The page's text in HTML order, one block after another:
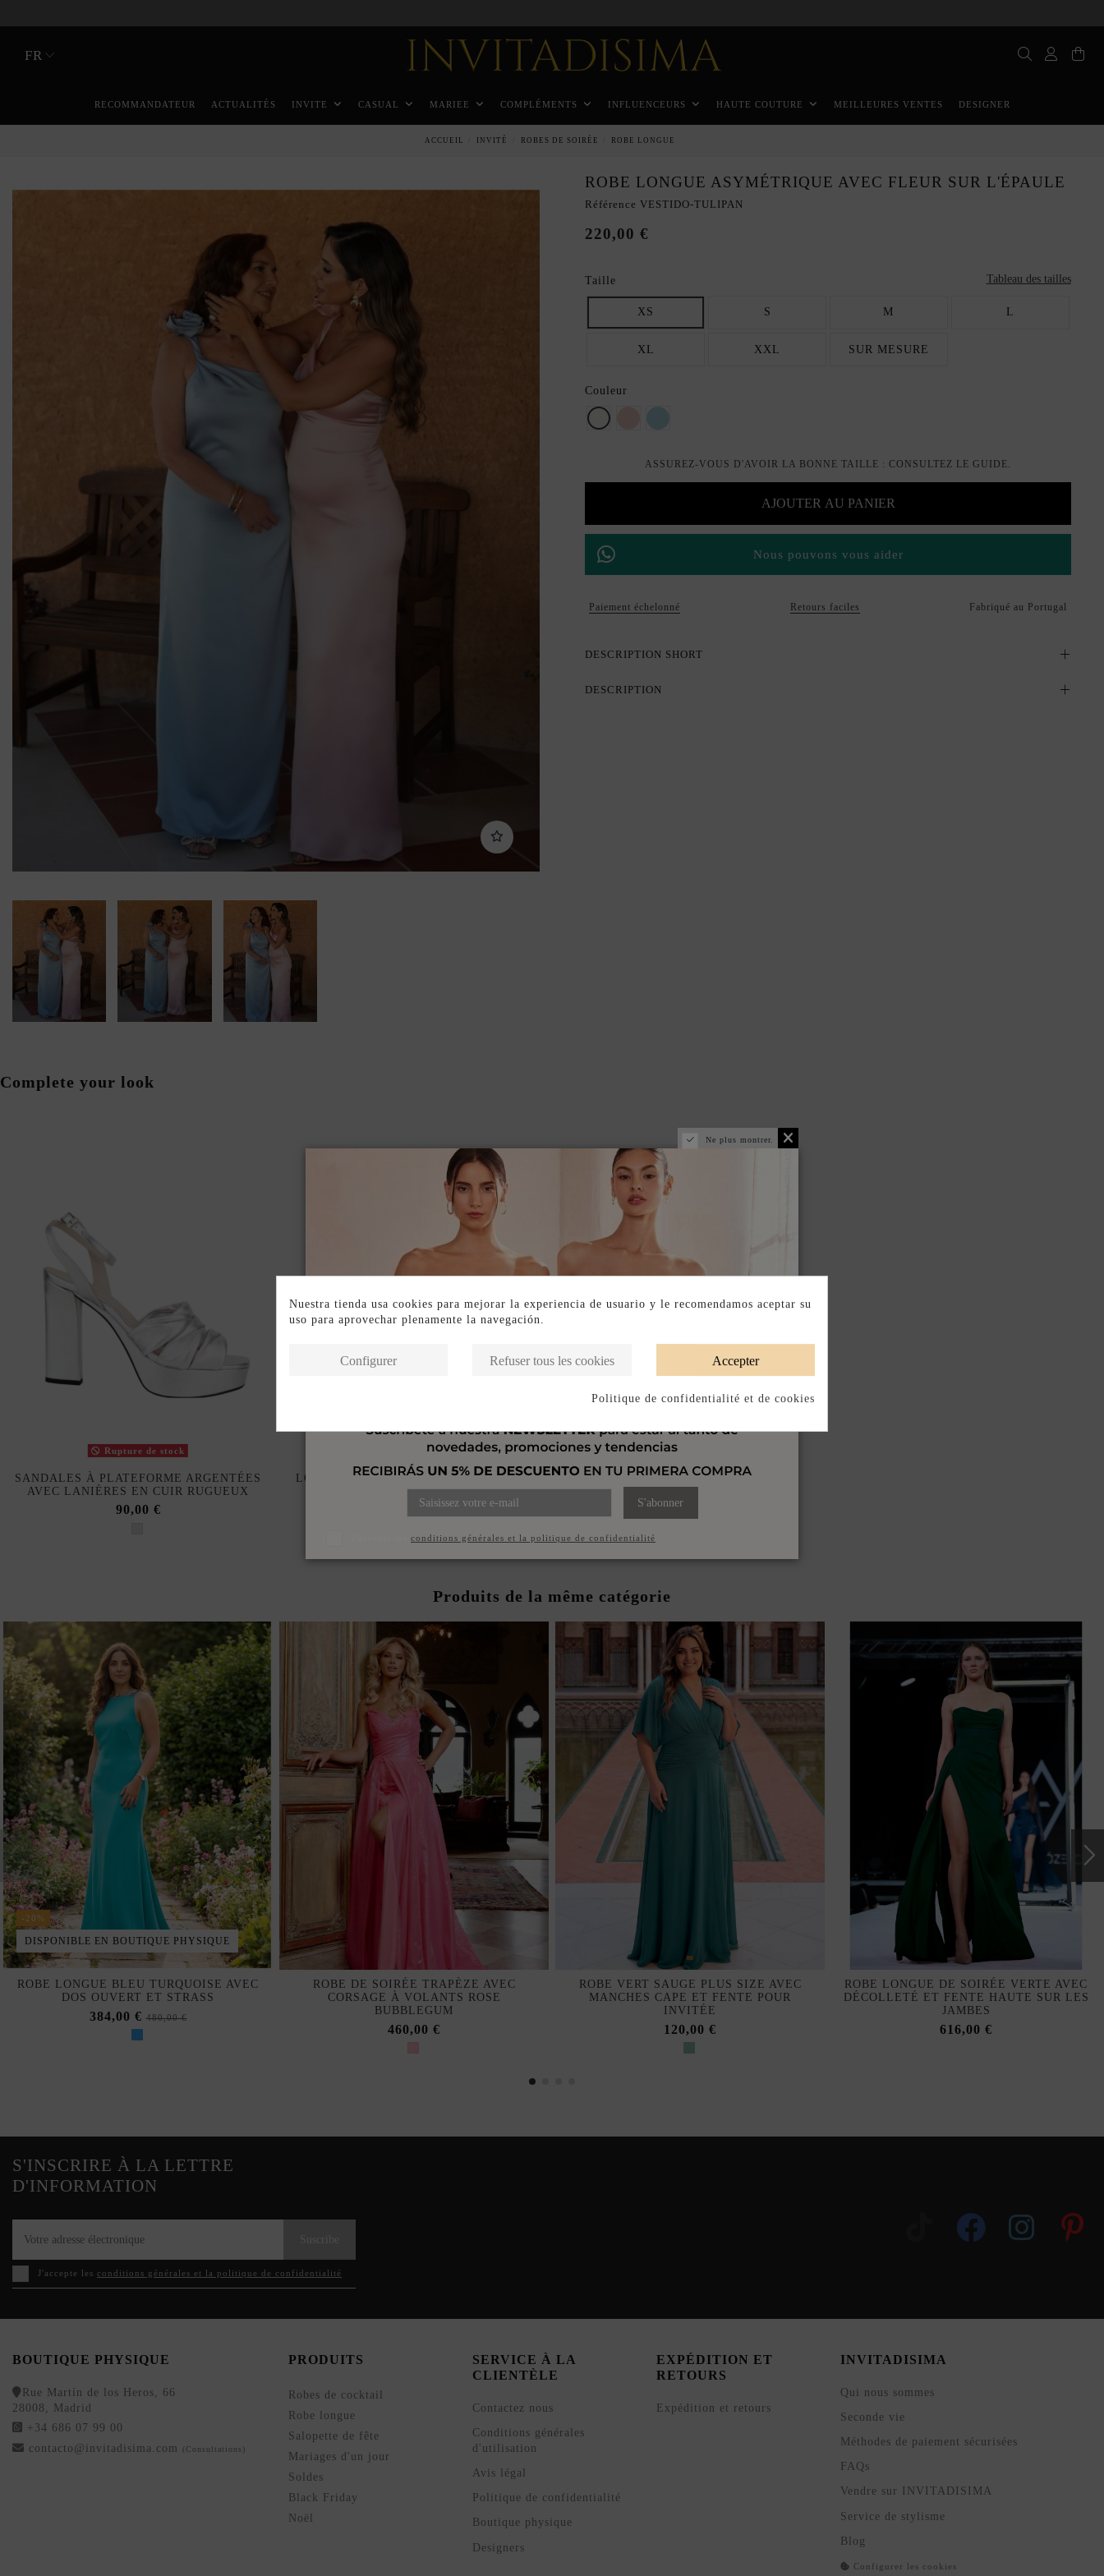
FR
RECOMMANDATEUR ACTUALITÉS INVITE CASUAL MARIEE COMPLÉMENTS INFLUENCEURS HAUTE COUTURE MEILLEURES VENTES DESIGNER
ACCUEIL INVITÉ ROBES DE SOIRÉE ROBE LONGUE
ROBE LONGUE ASYMÉTRIQUE AVEC FLEUR SUR L'ÉPAULE
Référence VESTIDO-TULIPAN
220,00 €
Taille Tableau des tailles
XS S M L
XL XXL SUR MESURE
Couleur
Perle Rose poudré
Bleu clair
ASSUREZ-VOUS D'AVOIR LA BONNE TAILLE : CONSULTEZ LE GUIDE.
AJOUTER AU PANIER
Nous pouvons vous aider
Paiement échelonné Retours faciles Fabriqué au Portugal
DESCRIPTION SHORT
DESCRIPTION
Complete your look
Rupture de stock
SANDALES À PLATEFORME ARGENTÉES
AVEC LANIÈRES EN CUIR RUGUEUX
90,00 €
LONGUES BOUCLES D'OREILLES AVEC
CRISTAUX ET PERLES
53,00 €
Produits de la même catégorie
-20%
DISPONIBLE EN BOUTIQUE PHYSIQUE
ROBE LONGUE BLEU TURQUOISE AVEC
DOS OUVERT ET STRASS
384,00 €480,00 €
ROBE DE SOIRÉE TRAPÈZE AVEC
CORSAGE À VOLANTS ROSE
BUBBLEGUM
460,00 €
ROBE VERT SAUGE PLUS SIZE AVEC
MANCHES CAPE ET FENTE POUR
INVITÉE
120,00 €
ROBE LONGUE DE SOIRÉE VERTE AVEC
DÉCOLLETÉ ET FENTE HAUTE SUR LES
JAMBES
616,00 €
S'INSCRIRE À LA LETTRE
D'INFORMATION
J'accepte les conditions générales et la politique de confidentialité
BOUTIQUE PHYSIQUE
Rue Martín de los Heros, 66
28008, Madrid
+34 686 07 99 00
contacto@invitadisima.com
(Consultations)
PRODUITS
Robes de cocktail
Robe longue
Salopette de fête
Mariages d'un jour
Soldes
Black Friday
Noël
SERVICE À LA
CLIENTÈLE
Contactez nous
Conditions générales
d'utilisation
Avis légal
Politique de confidentialité
Boutique physique
Designers
EXPÉDITION ET
RETOURS
Expédition et retours
INVITADISIMA
Qui nous sommes
Seconde vie
Méthodes de paiement sécurisées
FAQs
Vendre sur INVITADISIMA
Service de stylisme
Blog
Configurer les cookies
Ne plus montrer.
S'abonner
conditions générales et la politique de confidentialité
Nuestra tienda usa cookies para mejorar la experiencia de usuario y le recomendamos aceptar su
uso para aprovechar plenamente la navegación.
Accepter
Refuser tous les cookies
Configurer
Politique de confidentialité et de cookies